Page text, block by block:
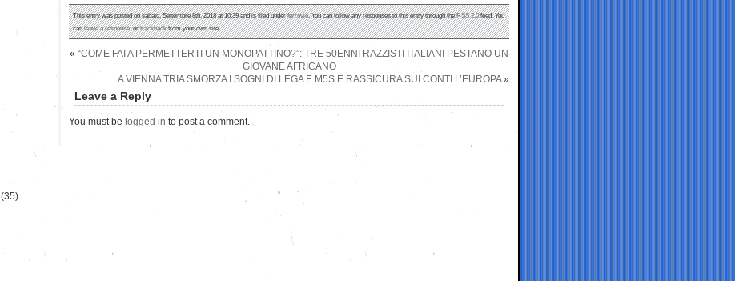
This entry was posted on sabato, Settembre 8th, 2018 at 10:39 and is filed underferrovie. You can follow any responses to this entry through theRSS 2.0feed. You
canleave a response, ortrackbackfrom your own site.
« “COME FAI A PERMETTERTI UN MONOPATTINO?”: TRE 50ENNI RAZZISTI ITALIANI PESTANO UN
GIOVANE AFRICANO
A VIENNA TRIA SMORZA I SOGNI DI LEGA E M5S E RASSICURA SUI CONTI L’EUROPA»
Leave a Reply
You must be logged in to post a comment.
(35)